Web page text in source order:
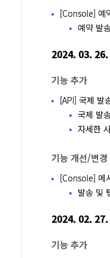
[Console] 예
예약 발
2024. 03. 26.
기능 추가
[API] 국제 발
국제 발
자세한
기능 개선/변경
[Console] 메
발송 및
2024. 02. 27.
기능 추가